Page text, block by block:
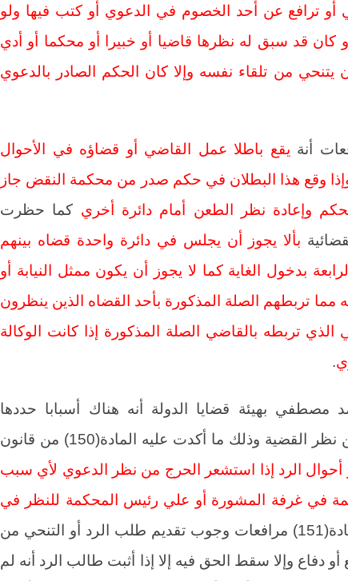
أو ترافع عن أحد الخصوم في الدعوي أو كتب فيها ولو
كان قد سبق له نظرها قاضيا أو خبيرا أو محكما أو أدي
من تلقاء نفسه وإلا كان الحكم الصادر بالدعوي
يقع باطلا عمل القاضي أو قضاؤه في الأحوال
وقع هذا البطلان في حكم صدر من محكمة النقض جاز
وإعادة نظر الطعن أمام دائرة أخري كما حظرت
بألا يجوز أن يجلس في دائرة واحدة قضاه بينهم
بدخول الغاية كما لا يجوز أن يكون ممثل النيابة أو
مما تربطهم الصلة المذكورة بأحد القضاه الذين ينظرون
الذي تربطه بالقاضي الصلة المذكورة إذا كانت الوكالة
.
بهيئة قضايا الدولة أنه هناك أسبابا حددها
القانون تجعل القاضي يتنحي عن نظر القضية وذلك ما أكدت عليه المادة(150) من قانون
الرد إذا استشعر الحرج من نظر الدعوي لأي سبب
في غرفة المشورة أو علي رئيس المحكمة للنظر في
. وحددت المادة(151) مرافعات وجوب تقديم طلب الرد أو التنحي من
دفاع وإلا سقط الحق فيه إلا إذا أثبت طالب الرد أنه لم